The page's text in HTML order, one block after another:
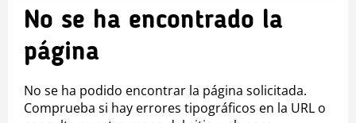
No se ha encontrado la
página
No se ha podido encontrar la página solicitada.
Comprueba si hay errores tipográficos en la URL o